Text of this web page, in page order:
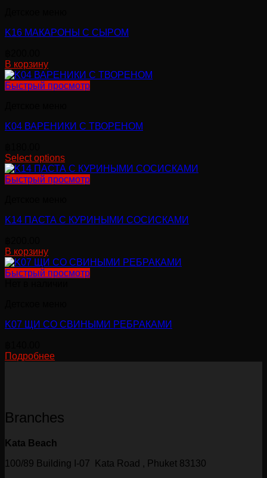
K16 МАКАРОНЫ С СЫРОМ
В корзину
Быстрый просмотр
K04 ВАРЕНИКИ С ТВОРЕНОМ
Select options
Быстрый просмотр
K14 ПАСТА С КУРИНЫМИ СОСИСКАМИ
В корзину
Быстрый просмотр
K07 ЩИ СО СВИНЫМИ РЕБРАКАМИ
Подробнее
Branches
Kata Beach
100/89 Building I-07 Kata Road , Phuket 83130